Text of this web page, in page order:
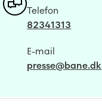
Telefon
82341313
E-mail
presse@bane.dk